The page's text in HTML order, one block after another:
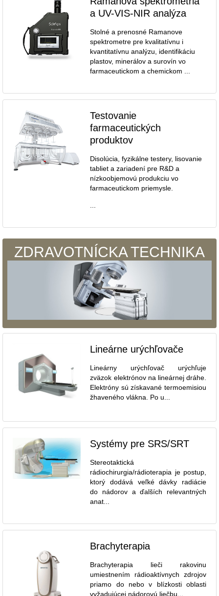
a UV-VIS-NIR analýza
Stolné a prenosné Ramanove
spektrometre pre kvalitatívnu i
kvantitatívnu analýzu, identifikáciu
plastov, minerálov a surovín vo
farmaceutickom a chemickom ...
Testovanie
farmaceutických
produktov
Disolúcia, fyzikálne testery, lisovanie
tabliet a zariadení pre R&D a
nízkoobjemovú produkciu vo
farmaceutickom priemysle.
...
ZDRAVOTNÍCKA TECHNIKA
Lineárne urýchľovače
Lineárny urýchľovač urýchľuje
zväzok elektrónov na lineárnej dráhe.
Elektróny sú získavané termoemisiou
žhaveného vlákna. Po u...
Systémy pre SRS/SRT
Stereotaktická
rádiochirurgia/rádioterapia je postup,
ktorý dodává veľké dávky radiácie
do nádorov a ďalších relevantných
anat...
Brachyterapia
Brachyterapia lieči rakovinu
umiestnením rádioaktívnych zdrojov
priamo do nebo v blízkosti oblasti
vyžadujúcej nádorovú liečbu...